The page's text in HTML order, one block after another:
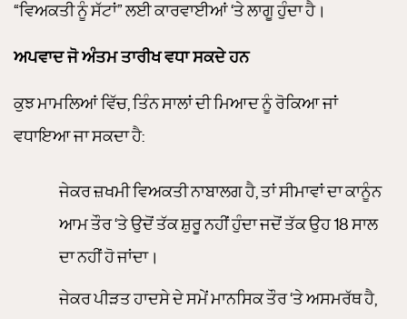
“ਵਿਅਕਤੀ ਨੂੰ ਸੱਟਾਂ” ਲਈ ਕਾਰਵਾਈਆਂ ‘ਤੇ ਲਾਗੂ ਹੁੰਦਾ ਹੈ।
ਅਪਵਾਦ ਜੋ ਅੰਤਮ ਤਾਰੀਖ ਵਧਾ ਸਕਦੇ ਹਨ
ਕੁਝ ਮਾਮਲਿਆਂ ਵਿੱਚ, ਤਿੰਨ ਸਾਲਾਂ ਦੀ ਮਿਆਦ ਨੂੰ ਰੋਕਿਆ ਜਾਂ
ਵਧਾਇਆ ਜਾ ਸਕਦਾ ਹੈ:
ਜੇਕਰ ਜ਼ਖਮੀ ਵਿਅਕਤੀ ਨਾਬਾਲਗ ਹੈ, ਤਾਂ ਸੀਮਾਵਾਂ ਦਾ ਕਾਨੂੰਨ
ਆਮ ਤੌਰ ‘ਤੇ ਉਦੋਂ ਤੱਕ ਸ਼ੁਰੂ ਨਹੀਂ ਹੁੰਦਾ ਜਦੋਂ ਤੱਕ ਉਹ 18 ਸਾਲ
ਦਾ ਨਹੀਂ ਹੋ ਜਾਂਦਾ।
ਜੇਕਰ ਪੀੜਤ ਹਾਦਸੇ ਦੇ ਸਮੇਂ ਮਾਨਸਿਕ ਤੌਰ ‘ਤੇ ਅਸਮਰੱਥ ਹੈ,